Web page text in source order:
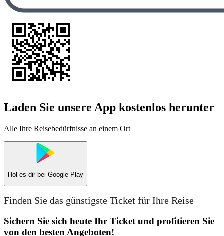
Laden Sie unsere App kostenlos herunter
Alle Ihre Reisebedürfnisse an einem Ort
Hol es dir bei Google Play
Finden Sie das günstigste Ticket für Ihre Reise
Sichern Sie sich heute Ihr Ticket und profitieren Sie
von den besten Angeboten!